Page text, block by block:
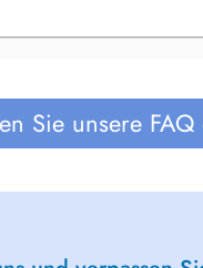
Sie unsere